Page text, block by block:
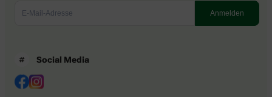
Social Media